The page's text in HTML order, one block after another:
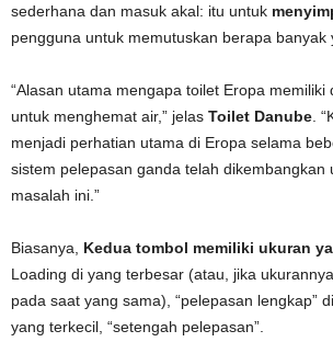
sederhana dan masuk akal: itu untuk
pengguna untuk memutuskan berapa banyak
“Alasan utama mengapa toilet Eropa memiliki
untuk menghemat air,” jelas Toilet Danube .
menjadi perhatian utama di Eropa selama
sistem pelepasan ganda telah dikembangkan
masalah ini.”
Biasanya, Kedua tombol memiliki ukuran
Loading di yang terbesar (atau, jika
pada saat yang sama), “pelepasan lengkap”
yang terkecil, “setengah pelepasan”.